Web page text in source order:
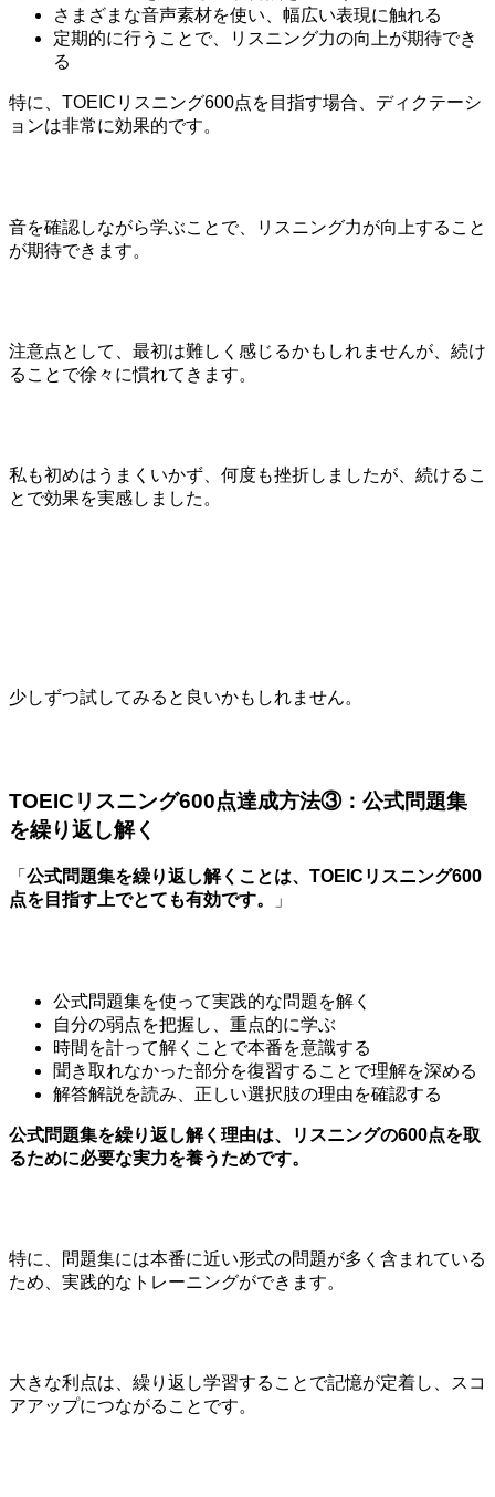
さまざまな音声素材を使い、幅広い表現に触れる
定期的に行うことで、リスニング力の向上が期待でき
る
特に、TOEICリスニング600点を目指す場合、ディクテーシ
ョンは非常に効果的です。
音を確認しながら学ぶことで、リスニング力が向上すること
が期待できます。
注意点として、最初は難しく感じるかもしれませんが、続け
ることで徐々に慣れてきます。
私も初めはうまくいかず、何度も挫折しましたが、続けるこ
とで効果を実感しました。
少しずつ試してみると良いかもしれません。
TOEICリスニング600点達成方法③：公式問題集
を繰り返し解く
「 公式問題集を繰り返し解くことは、TOEICリスニング600
点を目指す上でとても有効です。
」
公式問題集を使って実践的な問題を解く
自分の弱点を把握し、重点的に学ぶ
時間を計って解くことで本番を意識する
聞き取れなかった部分を復習することで理解を深める
解答解説を読み、正しい選択肢の理由を確認する
公式問題集を繰り返し解く理由は、リスニングの600点を取
るために必要な実力を養うためです。
特に、問題集には本番に近い形式の問題が多く含まれている
ため、実践的なトレーニングができます。
大きな利点は、繰り返し学習することで記憶が定着し、スコ
アアップにつながることです。